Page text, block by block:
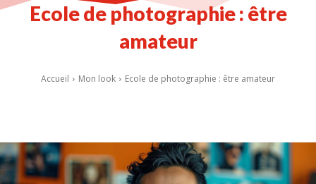
Ecole de photographie : être
amateur
Accueil Mon look Ecole de photographie : être amateur